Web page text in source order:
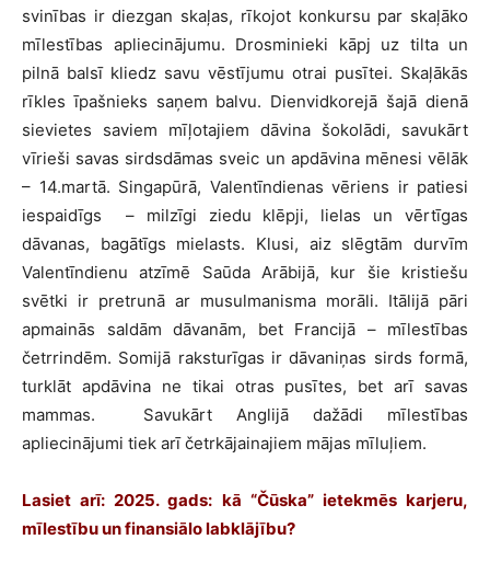
svinības ir diezgan skaļas, rīkojot konkursu par skaļāko
mīlestības apliecinājumu. Drosminieki kāpj uz tilta un
pilnā balsī kliedz savu vēstījumu otrai pusītei. Skaļākās
rīkles īpašnieks saņem balvu. Dienvidkorejā šajā dienā
sievietes saviem mīļotajiem dāvina šokolādi, savukārt
vīrieši savas sirdsdāmas sveic un apdāvina mēnesi vēlāk
– 14.martā. Singapūrā, Valentīndienas vēriens ir patiesi
iespaidīgs
– milzīgi ziedu klēpji, lielas un vērtīgas
dāvanas, bagātīgs mielasts. Klusi, aiz slēgtām durvīm
Valentīndienu atzīmē Saūda Arābijā, kur šie kristiešu
svētki ir pretrunā ar musulmanisma morāli. Itālijā pāri
apmainās saldām dāvanām, bet Francijā – mīlestības
četrrindēm. Somijā raksturīgas ir dāvaniņas sirds formā,
turklāt apdāvina ne tikai otras pusītes, bet arī savas
mammas.
Savukārt Anglijā dažādi mīlestības
apliecinājumi tiek arī četrkājainajiem mājas mīluļiem.
Lasiet arī: 2025. gads: kā “Čūska” ietekmēs karjeru,
mīlestību un finansiālo labklājību?